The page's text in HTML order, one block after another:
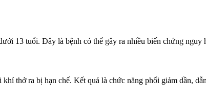
13 tuổi. Đây là bệnh có thể gây ra nhiều biến chứng nguy
thở ra bị hạn chế. Kết quả là chức năng phổi giảm dần,